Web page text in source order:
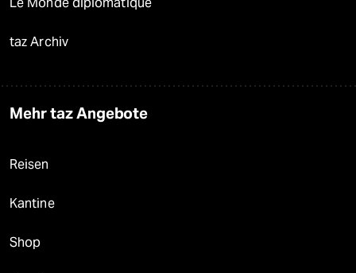
taz Archiv
Mehr taz Angebote
Reisen
Kantine
Shop